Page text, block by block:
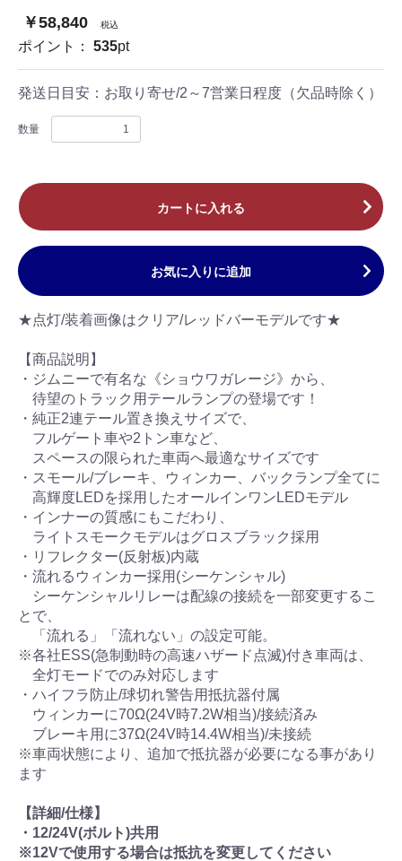
￥58,840 税込
ポイント： 535pt
発送日目安： お取り寄せ/2～7営業日程度（欠品時除く）
数量
カートに入れる
お気に入りに追加
★点灯/装着画像はクリア/レッドバーモデルです★
【商品説明】
・ジムニーで有名な《ショウワガレージ》から、
待望のトラック用テールランプの登場です！
・純正2連テール置き換えサイズで、
フルゲート車や2トン車など、
スペースの限られた車両へ最適なサイズです
・スモール/ブレーキ、ウィンカー、バックランプ全てに
高輝度LEDを採用したオールインワンLEDモデル
・インナーの質感にもこだわり、
ライトスモークモデルはグロスブラック採用
・リフレクター(反射板)内蔵
・流れるウィンカー採用(シーケンシャル)
シーケンシャルリレーは配線の接続を一部変更するこ
とで、
「流れる」「流れない」の設定可能。
※各社ESS(急制動時の高速ハザード点滅)付き車両は、
全灯モードでのみ対応します
・ハイフラ防止/球切れ警告用抵抗器付属
ウィンカーに70Ω(24V時7.2W相当)/接続済み
ブレーキ用に37Ω(24V時14.4W相当)/未接続
※車両状態により、追加で抵抗器が必要になる事があり
ます
【詳細/仕様】
・12/24V(ボルト)共用
※12Vで使用する場合は抵抗を変更してください